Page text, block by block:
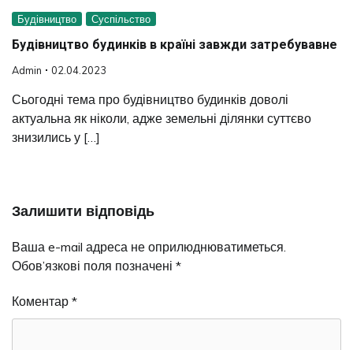
Будівництво Суспільство
Будівництво будинків в країні завжди затребувавне
Admin 02.04.2023
Сьогодні тема про будівництво будинків доволі
актуальна як ніколи, адже земельні ділянки суттєво
знизились у […]
Залишити відповідь
Ваша e-mail адреса не оприлюднюватиметься.
Обов’язкові поля позначені *
Коментар *